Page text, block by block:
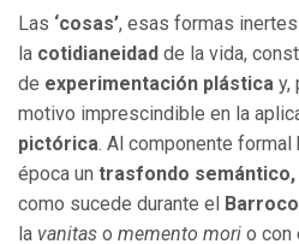
Las ‘cosas’, esas formas
la cotidianeidad de la vida,
de experimentación plástica y,
motivo imprescindible en la
pictórica. Al componente formal
época un trasfondo
como sucede durante el
Barroco
la vanitas o memento mori o con